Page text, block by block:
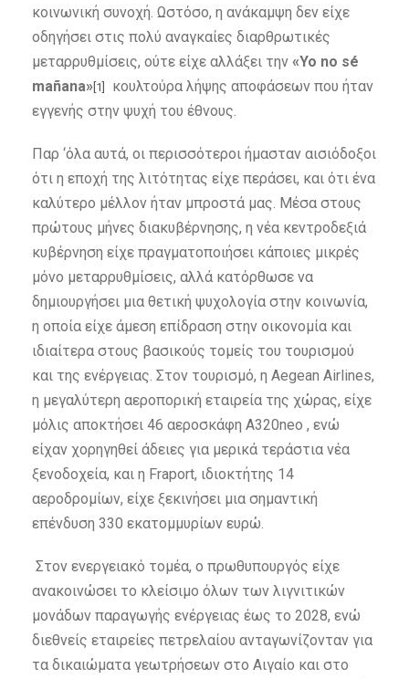
κοινωνική συνοχή. Ωστόσο, η ανάκαμψη δεν είχε
οδηγήσει στις πολύ αναγκαίες διαρθρωτικές
μεταρρυθμίσεις, ούτε είχε αλλάξει την «Yo no sé
mañana» [1]
κουλτούρα λήψης αποφάσεων​​ που ήταν
εγγενής στην ψυχή του έθνους.
Παρ ‘όλα αυτά, οι περισσότεροι ήμασταν αισιόδοξοι
ότι η εποχή της λιτότητας είχε περάσει, και ότι ένα
καλύτερο μέλλον ήταν μπροστά μας. Μέσα στους
πρώτους μήνες διακυβέρνησης, η νέα κεντροδεξιά
κυβέρνηση είχε πραγματοποιήσει κάποιες μικρές
μόνο μεταρρυθμίσεις, αλλά κατόρθωσε να
δημιουργήσει μια θετική ψυχολογία στην κοινωνία,
η οποία είχε άμεση επίδραση στην οικονομία και
ιδιαίτερα στους βασικούς τομείς του τουρισμού
και της ενέργειας. Στον τουρισμό, η Aegean Airlines,
η μεγαλύτερη αεροπορική εταιρεία της χώρας, είχε
μόλις αποκτήσει 46 αεροσκάφη A320neo , ενώ
είχαν χορηγηθεί άδειες για μερικά τεράστια νέα
ξενοδοχεία, και η Fraport, ιδιοκτήτης 14
αεροδρομίων, είχε ξεκινήσει μια σημαντική
επένδυση 330 εκατομμυρίων ευρώ.
Στον ενεργειακό τομέα, ο πρωθυπουργός είχε
ανακοινώσει το κλείσιμο όλων των λιγνιτικών
μονάδων παραγωγής ενέργειας έως το 2028, ενώ
διεθνείς εταιρείες πετρελαίου ανταγωνίζονταν για
τα δικαιώματα γεωτρήσεων στο Αιγαίο και στο